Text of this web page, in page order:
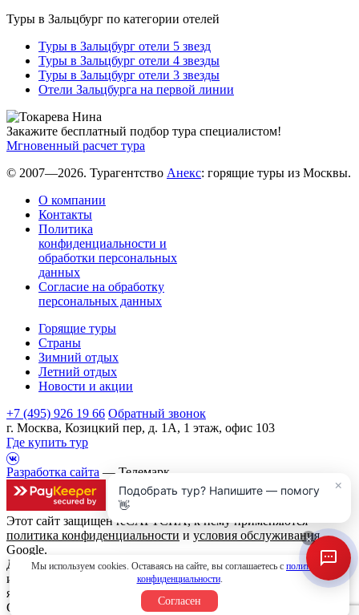
Туры в Зальцбург по категории отелей
Туры в Зальцбург отели 5 звезд
Туры в Зальцбург отели 4 звезды
Туры в Зальцбург отели 3 звезды
Отели Зальцбурга на первой линии
Закажите бесплатный подбор тура специалистом!
Мгновенный расчет тура
© 2007—2026. Турагентство Анекс: горящие туры из Москвы.
О компании
Контакты
Политика
конфиденциальности и
обработки персональных
данных
Согласие на обработку
персональных данных
Горящие туры
Страны
Зимний отдых
Летний отдых
Новости и акции
+7 (495) 926 19 66 Обратный звонок
г. Москва, Козицкий пер, д. 1А, 1 этаж, офис 103
Где купить тур
Разработка сайта — Телемарк
Этот сайт защищен reCAPTCHA, к нему применяются
политика конфиденциальности и условия обслуживания
Google.
Данный интернет сайт носит исключительно
информационный характер и вся информация на нем не
является публичной офертой, определяемой положениями
Статьи 437 (2) Гражданского кодекса Российской Федерации.
Мы используем cookies. Оставаясь на сайте, вы соглашаетесь с политикой
конфиденциальности.
Согласен
×
Подобрать тур? Напишите — помогу
👋
×